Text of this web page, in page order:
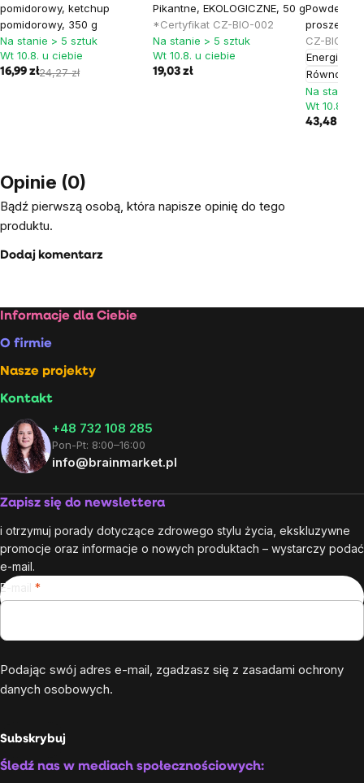
pomidorowy, ketchup
pomidorowy, 350 g
Na stanie > 5 sztuk
Wt 10.8. u ciebie
16,99 zł24,27 zł
Pikantne, EKOLOGICZNE, 50 g
*Certyfikat CZ-BIO-002
Na stanie > 5 sztuk
Wt 10.8. u ciebie
19,03 zł
Powder,
proszek,
CZ-BIO-001
Energia
Na stanie
Wt 10.8. u
43,48 zł
Opinie (0)
Bądź pierwszą osobą, która napisze opinię do tego
produktu.
Dodaj komentarz
Stopka
Informacje dla Ciebie
O firmie
Nasze projekty
Kontakt
+48 732 108 285
Pon-Pt: 8:00–16:00
info@brainmarket.pl
Zapisz się do newslettera
i otrzymuj porady dotyczące zdrowego stylu życia, ekskluzywne
promocje oraz informacje o nowych produktach – wystarczy podać
e-mail.
E-mail
Podając swój adres e-mail, zgadzasz się z zasadami ochrony
danych osobowych.
Subskrybuj
Śledź nas w mediach społecznościowych: